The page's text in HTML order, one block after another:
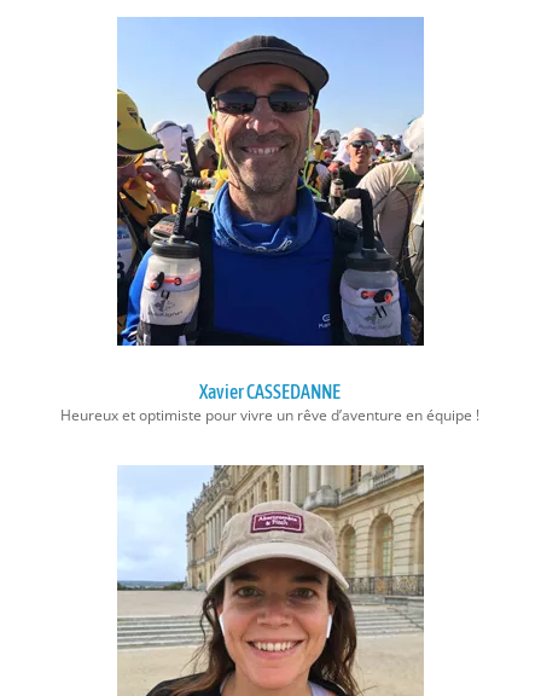
Xavier CASSEDANNE
Heureux et optimiste pour vivre un rêve d’aventure en équipe !